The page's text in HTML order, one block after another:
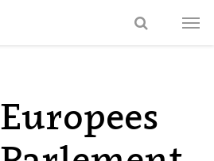
Europees